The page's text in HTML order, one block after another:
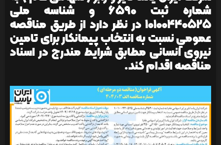
شماره ثبت 6590 و شناسه ملی
10100440525 در نظر دارد از طريق مناقصه
عمومي نسبت به انتخاب پیمانکار برای تامین
نیروی انسانی مطابق شرایط مندرج در اسناد
مناقصه اقدام کند.